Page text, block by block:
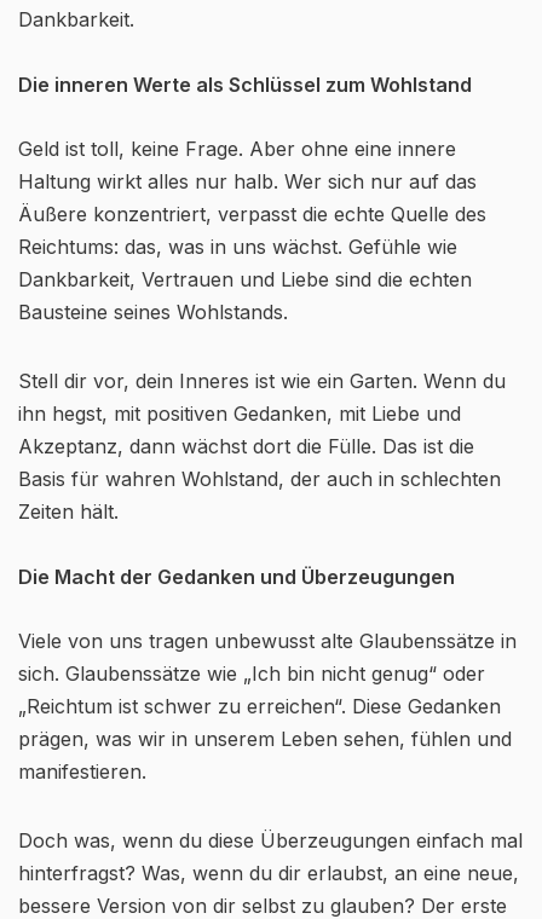
Dankbarkeit.
Die inneren Werte als Schlüssel zum Wohlstand
Geld ist toll, keine Frage. Aber ohne eine innere
Haltung wirkt alles nur halb. Wer sich nur auf das
Äußere konzentriert, verpasst die echte Quelle des
Reichtums: das, was in uns wächst. Gefühle wie
Dankbarkeit, Vertrauen und Liebe sind die echten
Bausteine seines Wohlstands.
Stell dir vor, dein Inneres ist wie ein Garten. Wenn du
ihn hegst, mit positiven Gedanken, mit Liebe und
Akzeptanz, dann wächst dort die Fülle. Das ist die
Basis für wahren Wohlstand, der auch in schlechten
Zeiten hält.
Die Macht der Gedanken und Überzeugungen
Viele von uns tragen unbewusst alte Glaubenssätze in
sich. Glaubenssätze wie „Ich bin nicht genug“ oder
„Reichtum ist schwer zu erreichen“. Diese Gedanken
prägen, was wir in unserem Leben sehen, fühlen und
manifestieren.
Doch was, wenn du diese Überzeugungen einfach mal
hinterfragst? Was, wenn du dir erlaubst, an eine neue,
bessere Version von dir selbst zu glauben? Der erste